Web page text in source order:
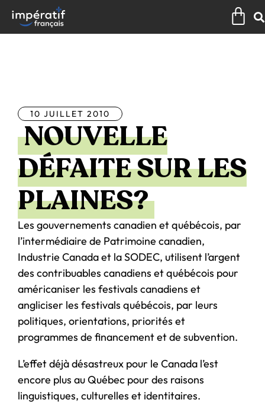
contenu
10 JUILLET 2010
NOUVELLE
DÉFAITE SUR LES
PLAINES?
Les gouvernements canadien et québécois, par
l’intermédiaire de Patrimoine canadien,
Industrie Canada et la SODEC, utilisent l’argent
des contribuables canadiens et québécois pour
américaniser les festivals canadiens et
angliciser les festivals québécois, par leurs
politiques, orientations, priorités et
programmes de financement et de subvention.
L’effet déjà désastreux pour le Canada l’est
encore plus au Québec pour des raisons
linguistiques, culturelles et identitaires.